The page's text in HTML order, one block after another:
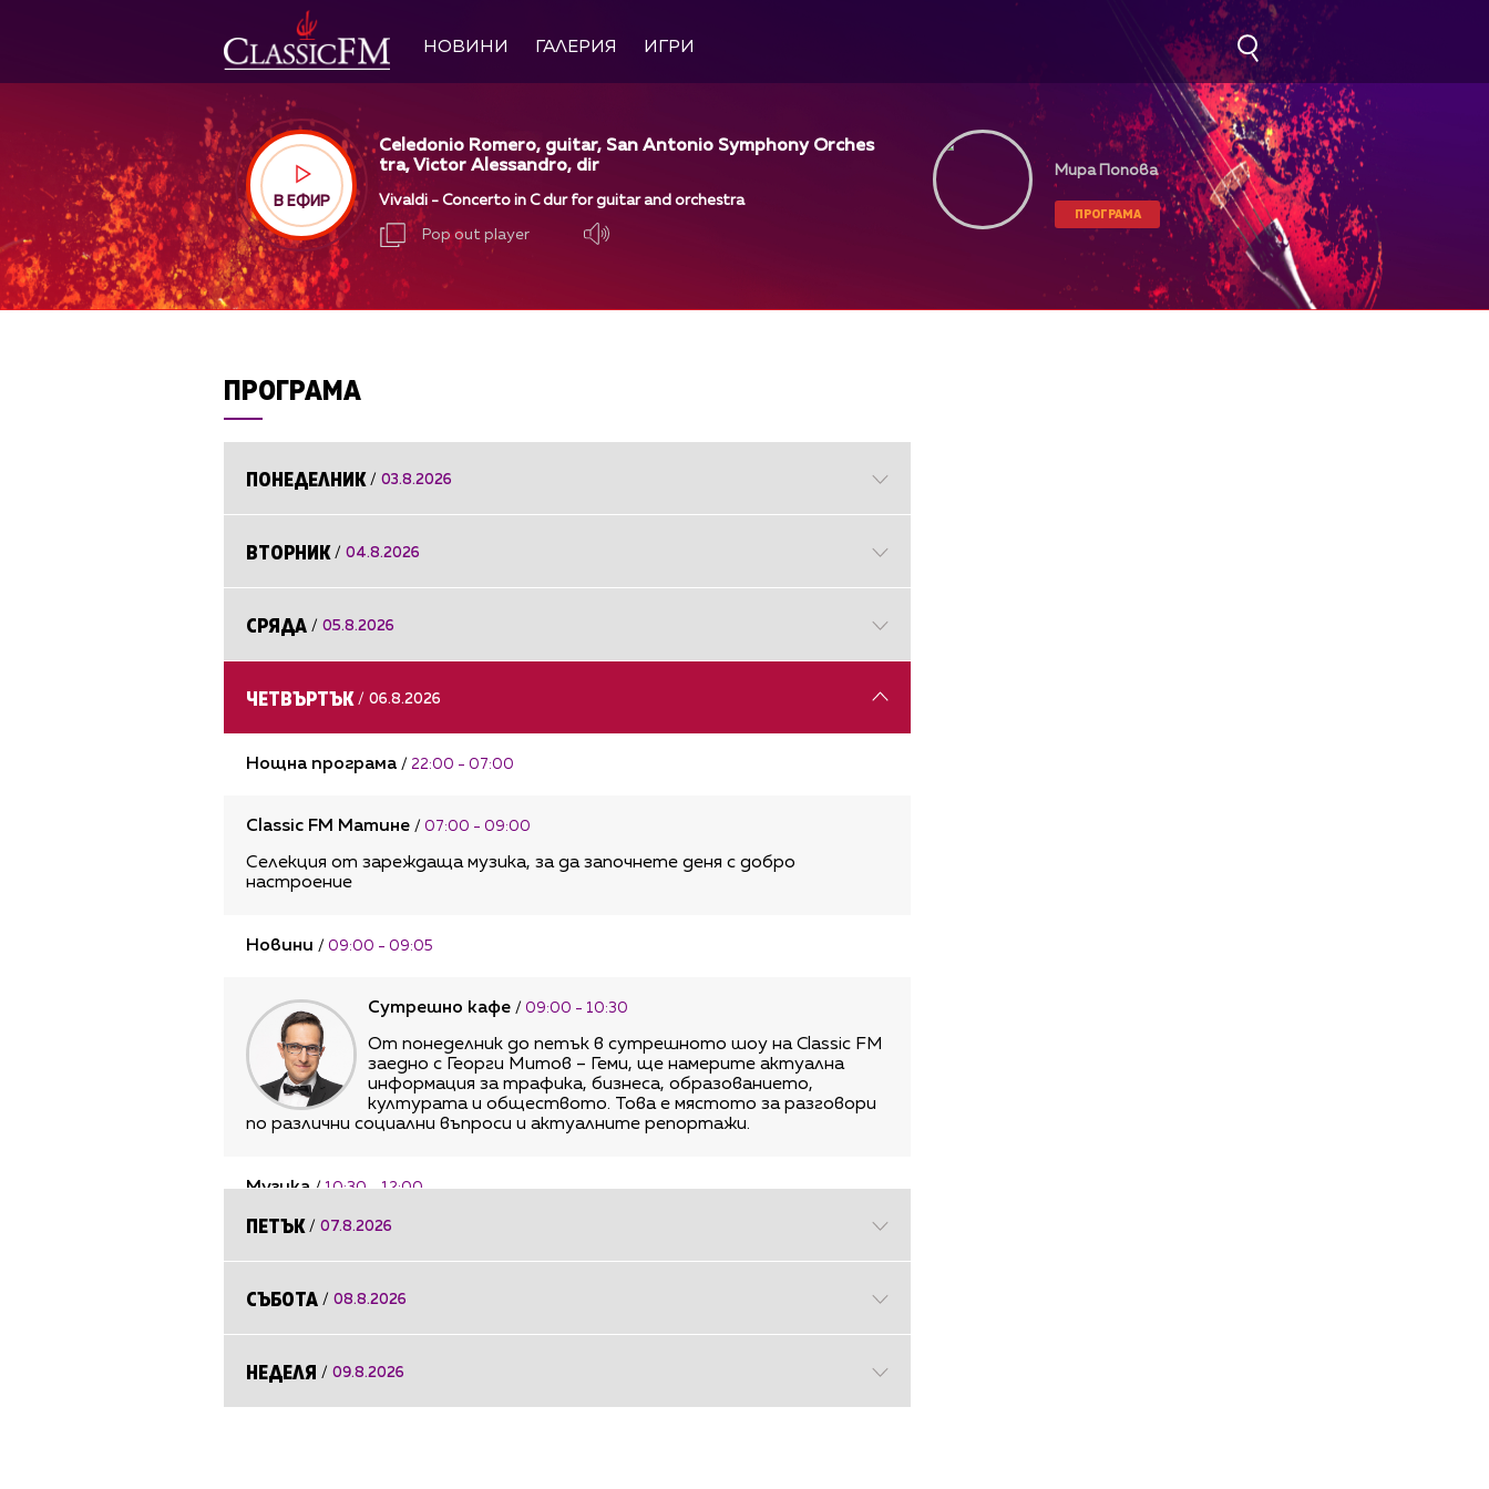
НОВИНИ ГАЛЕРИЯ ИГРИ
В ЕФИР
Celedonio Romero, guitar, San Antonio Symphony Orches
tra, Victor Alessandro, dir
Vivaldi - Concerto in C dur for guitar and orchestra
Pop out player
Мира Попова
ПРОГРАМА
ПРОГРАМА
ПОНЕДЕЛНИК / 03.8.2026
ВТОРНИК / 04.8.2026
СРЯДА / 05.8.2026
ЧЕТВЪРТЪК / 06.8.2026
Нощна програма / 22:00 - 07:00
Classic FM Матине / 07:00 - 09:00
Селекция от зареждаща музика, за да започнете деня с добро
настроение
Новини / 09:00 - 09:05
Сутрешно кафе / 09:00 - 10:30
От понеделник до петък в сутрешното шоу на Classic FM
заедно с Георги Митов – Геми, ще намерите актуална
информация за трафика, бизнеса, образованието,
културата и обществото. Това е мястото за разговори
по различни социални въпроси и актуалните репортажи.
Музика /10:30 - 12:00
Обеден концерт
най-известните изпълнители
ПЕТЪК / 07.8.2026
СЪБОТА / 08.8.2026
НЕДЕЛЯ / 09.8.2026